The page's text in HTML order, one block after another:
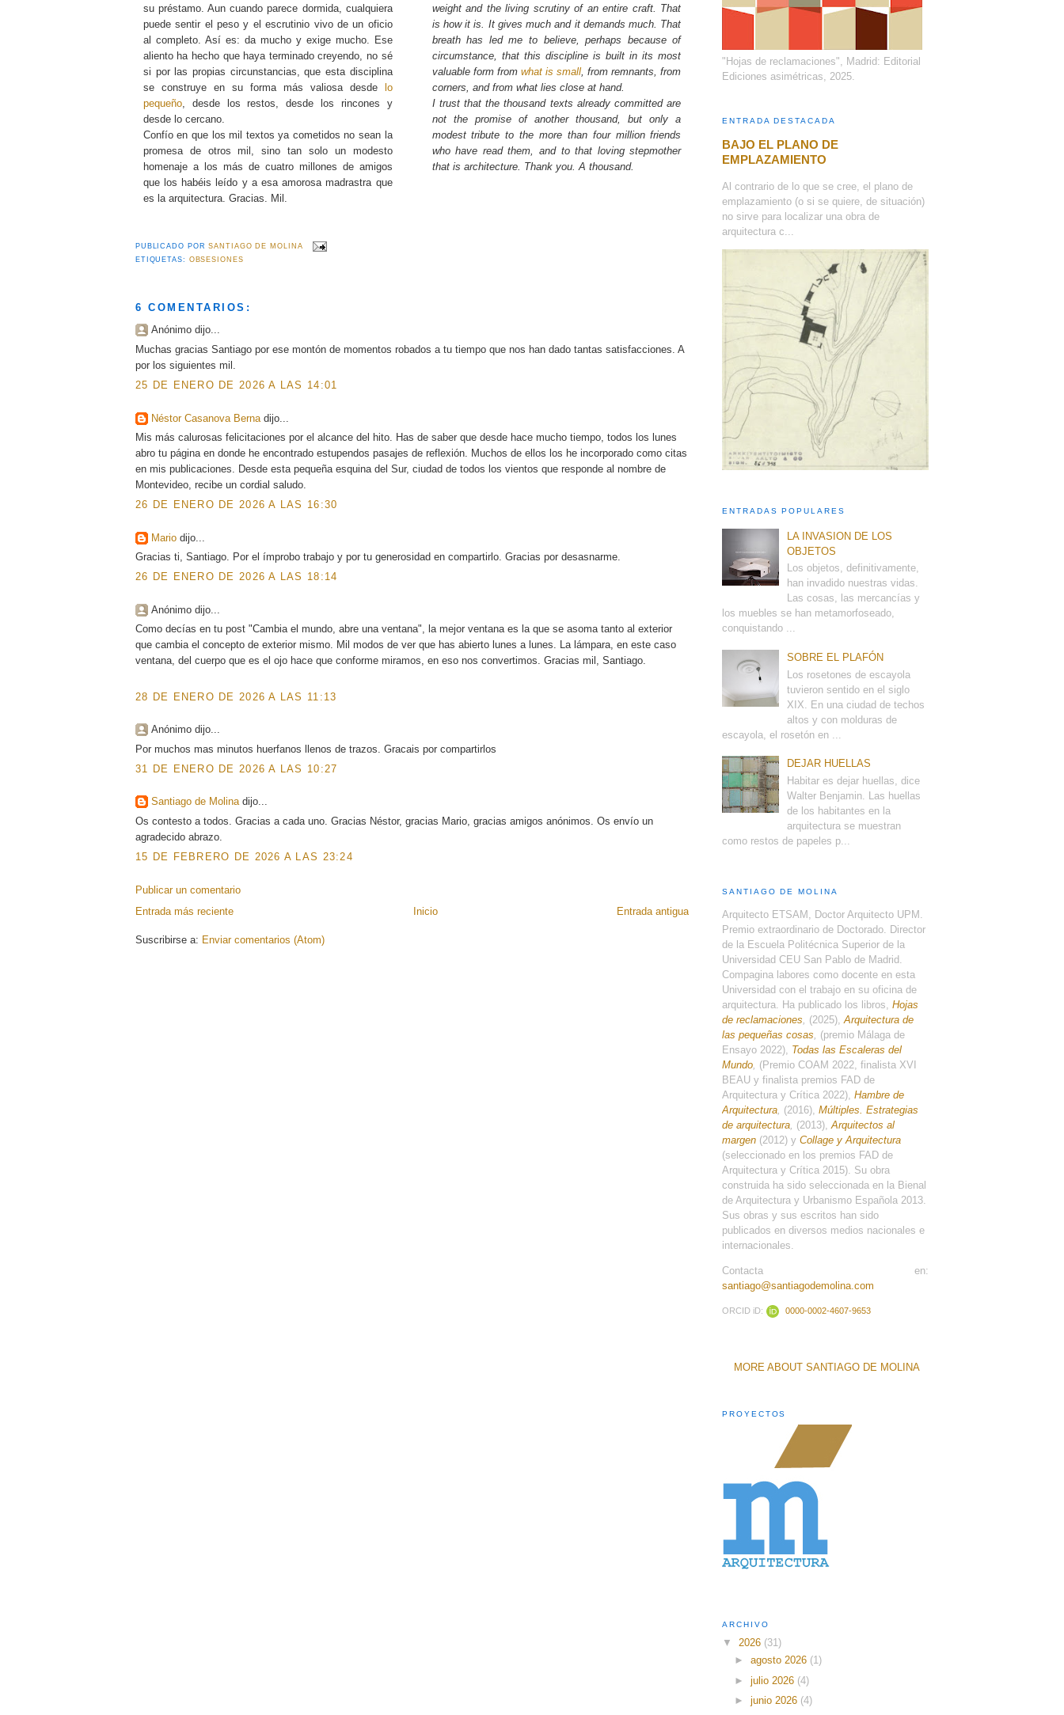
su préstamo. Aun cuando parece dormida, cualquiera
puede sentir el peso y el escrutinio vivo de un oficio
al completo. Así es: da mucho y exige mucho. Ese
aliento ha hecho que haya terminado creyendo, no sé
si por las propias circunstancias, que esta disciplina
se construye en su forma más valiosa desde
lo
pequeño, desde los restos, desde los rincones y
desde lo cercano.
Confío en que los mil textos ya cometidos no sean la
promesa de otros mil, sino tan solo un modesto
homenaje a los más de cuatro millones de amigos
que los habéis leído y a esa amorosa madrastra que
es la arquitectura. Gracias. Mil.
weight and the living scrutiny of an entire craft. That
is how it is. It gives much and it demands much. That
breath has led me to believe, perhaps because of
circumstance, that this discipline is built in its most
valuable form from what is small, from remnants, from
corners, and from what lies close at hand.
I trust that the thousand texts already committed are
not the promise of another thousand, but only a
modest tribute to the more than four million friends
who have read them, and to that loving stepmother
that is architecture. Thank you. A thousand.
PUBLICADO PORSANTIAGO DE MOLINA
ETIQUETAS: OBSESIONES
6 COMENTARIOS:
Anónimo dijo...
Muchas gracias Santiago por ese montón de momentos robados a tu tiempo que nos han dado tantas satisfacciones. A
por los siguientes mil.
25 DE ENERO DE 2026 A LAS 14:01
Néstor Casanova Bernadijo...
Mis más calurosas felicitaciones por el alcance del hito. Has de saber que desde hace mucho tiempo, todos los lunes
abro tu página en donde he encontrado estupendos pasajes de reflexión. Muchos de ellos los he incorporado como citas
en mis publicaciones. Desde esta pequeña esquina del Sur, ciudad de todos los vientos que responde al nombre de
Montevideo, recibe un cordial saludo.
26 DE ENERO DE 2026 A LAS 16:30
Mariodijo...
Gracias ti, Santiago. Por el ímprobo trabajo y por tu generosidad en compartirlo. Gracias por desasnarme.
26 DE ENERO DE 2026 A LAS 18:14
Anónimo dijo...
Como decías en tu post "Cambia el mundo, abre una ventana", la mejor ventana es la que se asoma tanto al exterior
que cambia el concepto de exterior mismo. Mil modos de ver que has abierto lunes a lunes. La lámpara, en este caso
ventana, del cuerpo que es el ojo hace que conforme miramos, en eso nos convertimos. Gracias mil, Santiago.
28 DE ENERO DE 2026 A LAS 11:13
Anónimo dijo...
Por muchos mas minutos huerfanos llenos de trazos. Gracais por compartirlos
31 DE ENERO DE 2026 A LAS 10:27
Santiago de Molinadijo...
Os contesto a todos. Gracias a cada uno. Gracias Néstor, gracias Mario, gracias amigos anónimos. Os envío un
agradecido abrazo.
15 DE FEBRERO DE 2026 A LAS 23:24
Publicar un comentario
Entrada más reciente
Entrada antigua
Inicio
Suscribirse a: Enviar comentarios (Atom)
"Hojas de reclamaciones", Madrid: Editorial
Ediciones asimétricas, 2025.
ENTRADA DESTACADA
BAJO EL PLANO DE
EMPLAZAMIENTO
Al contrario de lo que se cree, el plano de
emplazamiento (o si se quiere, de situación)
no sirve para localizar una obra de
arquitectura c...
ENTRADAS POPULARES
LA INVASION DE LOS
OBJETOS
Los objetos, definitivamente,
han invadido nuestras vidas.
Las cosas, las mercancías y
los muebles se han metamorfoseado,
conquistando ...
SOBRE EL PLAFÓN
Los rosetones de escayola
tuvieron sentido en el siglo
XIX. En una ciudad de techos
altos y con molduras de
escayola, el rosetón en ...
DEJAR HUELLAS
Habitar es dejar huellas, dice
Walter Benjamin. Las huellas
de los habitantes en la
arquitectura se muestran
como restos de papeles p...
SANTIAGO DE MOLINA
Arquitecto ETSAM, Doctor Arquitecto UPM.
Premio extraordinario de Doctorado. Director
de la Escuela Politécnica Superior de la
Universidad CEU San Pablo de Madrid.
Compagina labores como docente en esta
Universidad con el trabajo en su oficina de
arquitectura. Ha publicado los libros,Hojas
de reclamaciones
(2025),Arquitectura de
las pequeñas cosas
(premio Málaga de
Ensayo 2022), Todas las Escaleras del
Mundo (Premio COAM 2022, finalista XVI
BEAU y finalista premios FAD de
Arquitectura y Crítica 2022),Hambre de
Arquitectura (2016),Múltiples. Estrategias
de arquitectura (2013),Arquitectos al
margen (2012) yCollage y Arquitectura
(seleccionado en los premios FAD de
Arquitectura y Crítica 2015). Su obra
construida ha sido seleccionada en la Bienal
de Arquitectura y Urbanismo Española 2013.
Sus obras y sus escritos han sido
publicados en diversos medios nacionales e
internacionales.
Contacta en:
santiago@santiagodemolina.com
ORCID iD: 0000-0002-4607-9653
MORE ABOUT SANTIAGO DE MOLINA
PROYECTOS
ARCHIVO
▼2026 (31)
►agosto 2026 (1)
►julio 2026 (4)
►junio 2026 (4)